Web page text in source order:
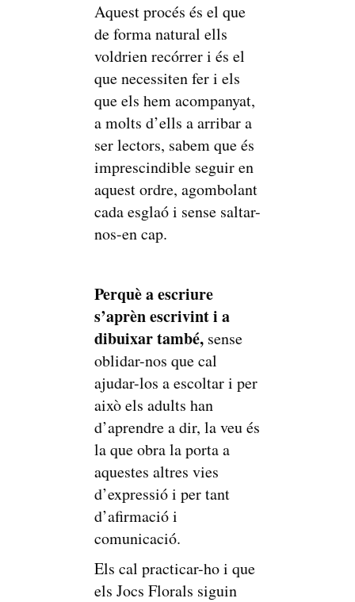
Aquest procés és el que
de forma natural ells
voldrien recórrer i és el
que necessiten fer i els
que els hem acompanyat,
a molts d’ells a arribar a
ser lectors, sabem que és
imprescindible seguir en
aquest ordre, agombolant
cada esglaó i sense saltar-
nos-en cap.
Perquè a escriure
s’aprèn escrivint i a
dibuixar també,sense
oblidar-nos que cal
ajudar-los a escoltar i per
això els adults han
d’aprendre a dir, la veu és
la que obra la porta a
aquestes altres vies
d’expressió i per tant
d’afirmació i
comunicació.
Els cal practicar-ho i que
els Jocs Florals siguin